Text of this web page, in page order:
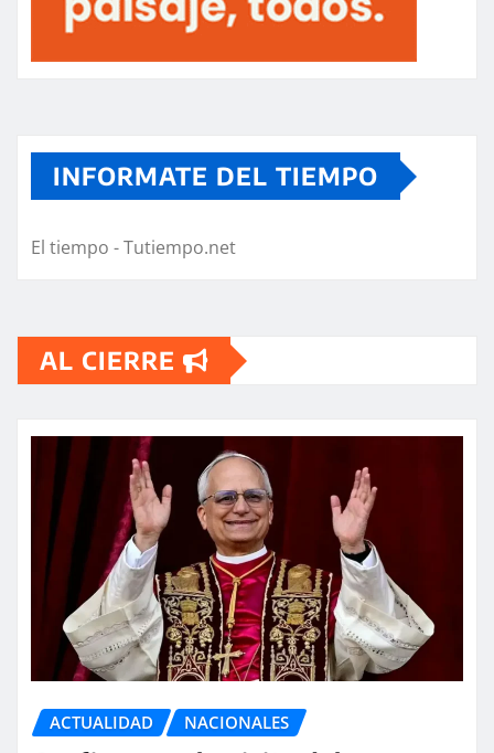
INFORMATE DEL TIEMPO
El tiempo - Tutiempo.net
AL CIERRE
ACTUALIDAD NACIONALES